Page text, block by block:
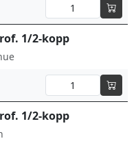
1/2-kopp
1/2-kopp